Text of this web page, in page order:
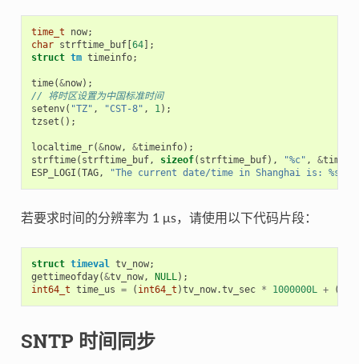
time_t now;
char strftime_buf[64];
struct tm timeinfo;
time(&now);
// 将时区设置为中国标准时间
setenv( "TZ" , "CST-8" , 1);
tzset ();
localtime_r(&now, &timeinfo);
strftime( strftime_buf, sizeof( strftime_buf), "%c" , &
ESP_LOGI (TAG, "The current date/time in Shanghai is: %s"
若要求时间的分辨率为 1 μs，请使用以下代码片段：
struct timeval tv_now;
gettimeofday(&tv_now, NULL);
int64_t time_us = ( int64_t )tv_now.tv_sec * 1000000L + (
SNTP 时间同步